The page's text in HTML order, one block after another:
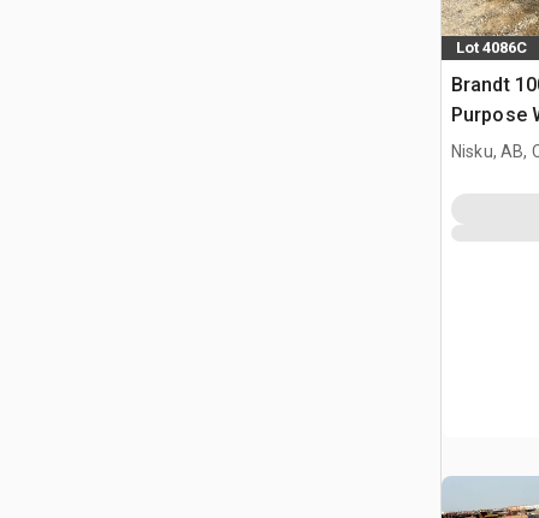
Lot 4086C
Brandt
Purpose
Bucket
Nisku, AB,